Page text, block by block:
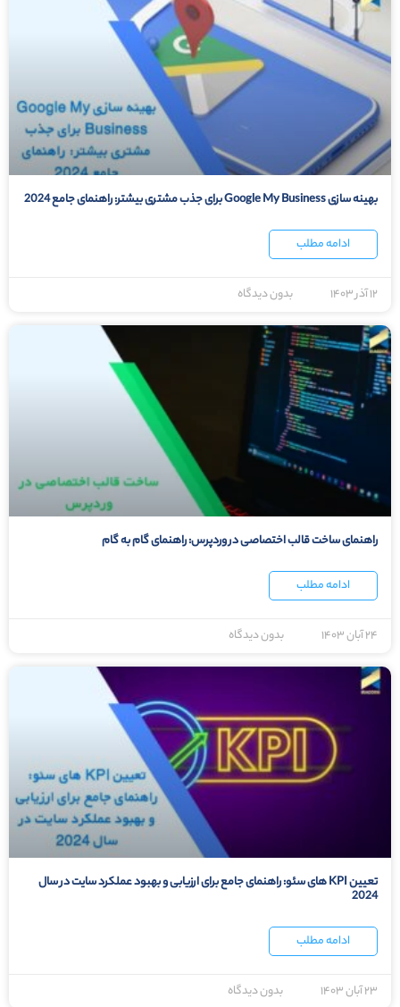
بهینه سازی Google My Business برای جذب مشتری بیشتر: راهنمای جامع 2024
ادامه مطلب
۱۲ آذر ۱۴۰۳ بدون دیدگاه
راهنمای ساخت قالب اختصاصی در وردپرس: راهنمای گام به گام
ادامه مطلب
۲۴ آبان ۱۴۰۳ بدون دیدگاه
تعیین KPI های سئو: راهنمای جامع برای ارزیابی و بهبود عملکرد سایت در سال
2024
ادامه مطلب
۲۳ آبان ۱۴۰۳ بدون دیدگاه